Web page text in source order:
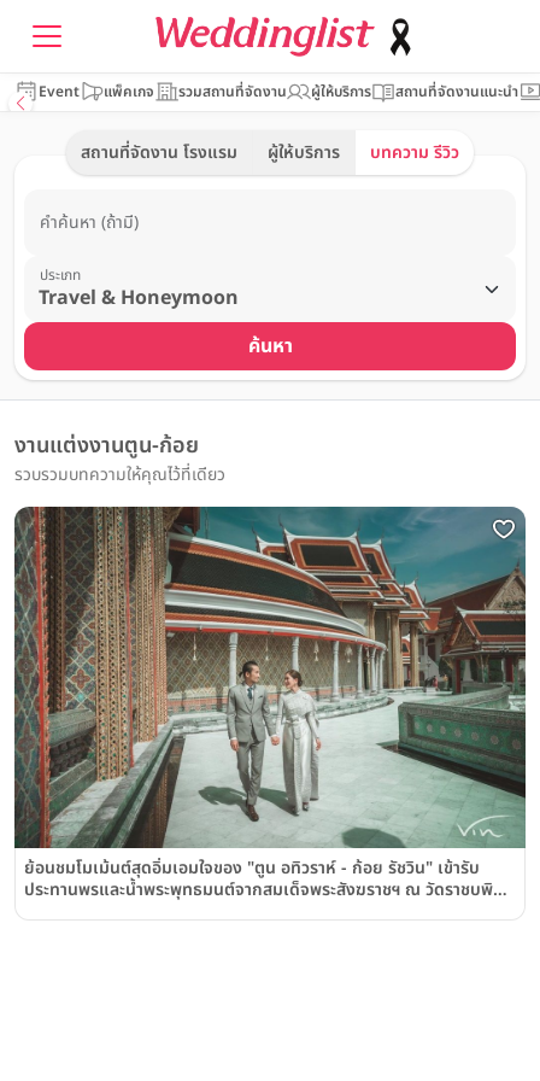
Event แพ็คเกจ รวมสถานที่จัดงาน ผู้ให้บริการ สถานที่จัดงานแนะนำ
สถานที่จัดงาน โรงแรม ผู้ให้บริการ บทความ รีวิว
คำค้นหา (ถ้ามี)
ประเภท
ค้นหา
งานแต่งงานตูน-ก้อย
รวบรวมบทความให้คุณไว้ที่เดียว
ย้อนชมโมเม้นต์สุดอิ่มเอมใจของ "ตูน อทิวราห์ - ก้อย รัชวิน" เข้ารับ
ประทานพรและน้ำพระพุทธมนต์จากสมเด็จพระสังฆราชฯ ณ วัดราชบพิธ